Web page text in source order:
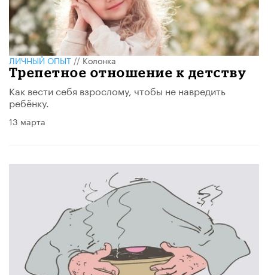
ЛИЧНЫЙ ОПЫТ//Колонка
Трепетное отношение к детству
Как вести себя взрослому, чтобы не навредить
ребёнку.
13 марта